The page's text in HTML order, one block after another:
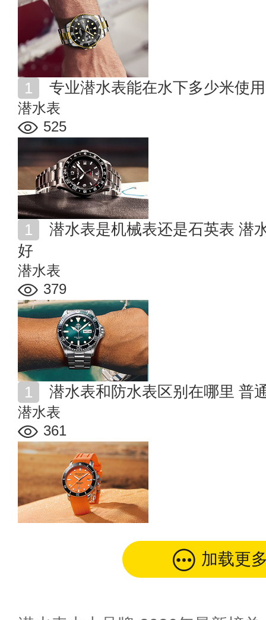
专业潜水表能在水下多少米使
潜水表
525
好
潜水表
379
潜水表和防水表区别在哪里 普
潜水表
361
加载更